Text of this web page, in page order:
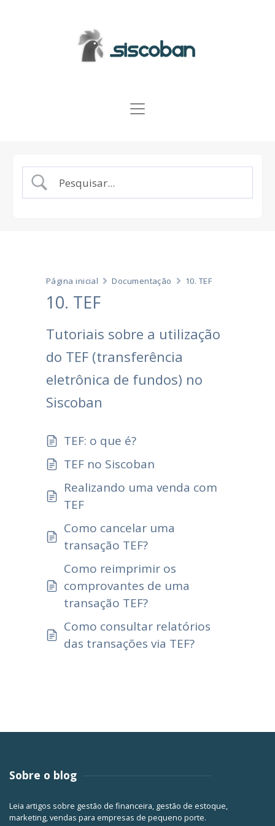
Página inicial Documentação 10. TEF
10. TEF
Tutoriais sobre a utilização
do TEF (transferência
eletrônica de fundos) no
Siscoban
TEF: o que é?
TEF no Siscoban
Realizando uma venda com
TEF
Como cancelar uma
transação TEF?
Como reimprimir os
comprovantes de uma
transação TEF?
Como consultar relatórios
das transações via TEF?
Sobre o blog
Leia artigos sobre gestão de financeira, gestão de estoque,
marketing, vendas para empresas de pequeno porte.